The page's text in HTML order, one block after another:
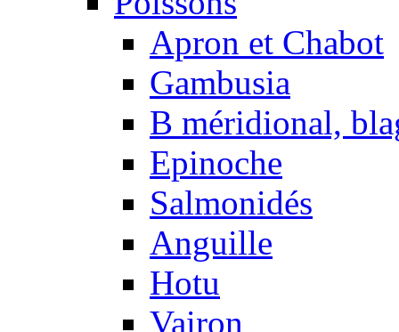
Apron et Chabot
Gambusia
B méridional,
Epinoche
Salmonidés
Anguille
Hotu
Vairon